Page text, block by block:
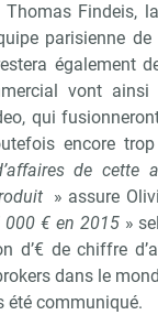
Findeis,
parisienne
également
vont
qui
encore
de cette
» assure
000 € en 2015»
d’€ de chiffre
dans le
été communiqué.
Non merci, je